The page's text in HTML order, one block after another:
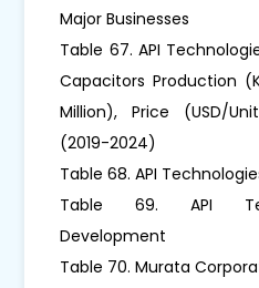
Major Businesses
Table 67. API
Capacitors Production
Million), Price (USD/
(2019-2024)
Table 68. API
Table 69. API
Development
Table 70. Murata